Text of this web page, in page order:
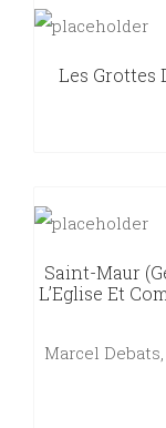
Les Grottes
Saint-Maur
L’Eglise Et
Marcel